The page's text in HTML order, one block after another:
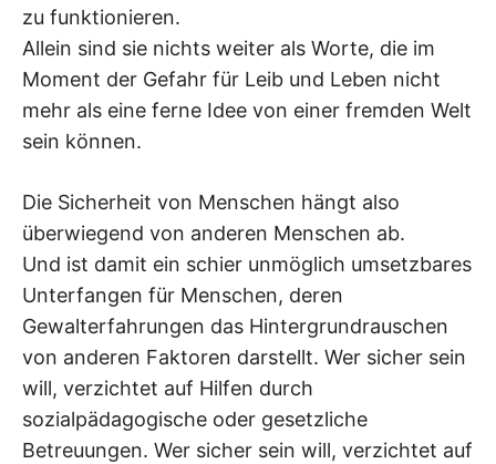
zu funktionieren.
Allein sind sie nichts weiter als Worte, die im
Moment der Gefahr für Leib und Leben nicht
mehr als eine ferne Idee von einer fremden Welt
sein können.
Die Sicherheit von Menschen hängt also
überwiegend von anderen Menschen ab.
Und ist damit ein schier unmöglich umsetzbares
Unterfangen für Menschen, deren
Gewalterfahrungen das Hintergrundrauschen
von anderen Faktoren darstellt. Wer sicher sein
will, verzichtet auf Hilfen durch
sozialpädagogische oder gesetzliche
Betreuungen. Wer sicher sein will, verzichtet auf